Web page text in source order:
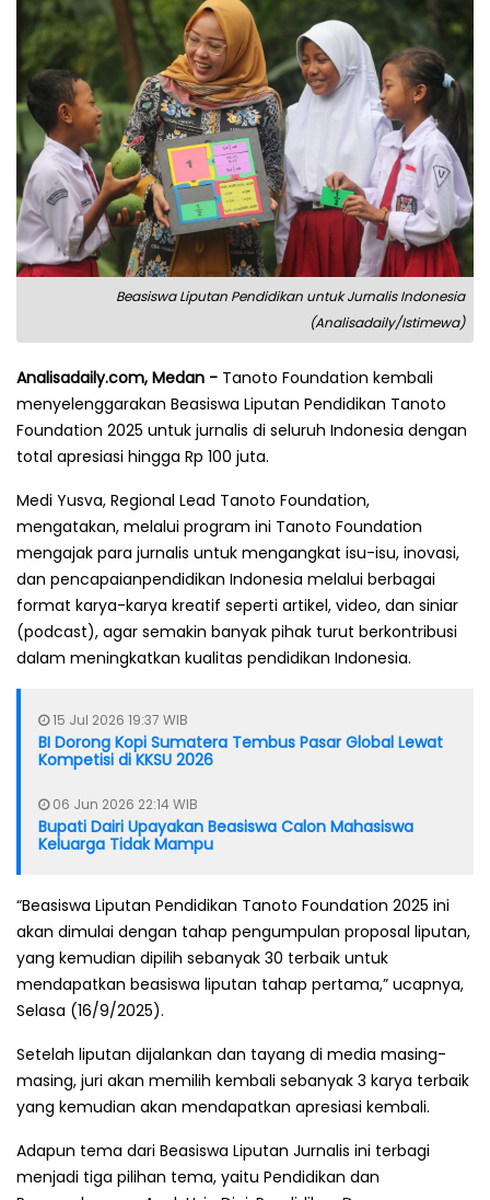
Beasiswa Liputan Pendidikan untuk Jurnalis Indonesia
(Analisadaily/Istimewa)
Analisadaily.com, Medan - Tanoto Foundation kembali
menyelenggarakan Beasiswa Liputan Pendidikan Tanoto
Foundation 2025 untuk jurnalis di seluruh Indonesia dengan
total apresiasi hingga Rp 100 juta.
Medi Yusva, Regional Lead Tanoto Foundation,
mengatakan, melalui program ini Tanoto Foundation
mengajak para jurnalis untuk mengangkat isu-isu, inovasi,
dan pencapaianpendidikan Indonesia melalui berbagai
format karya-karya kreatif seperti artikel, video, dan siniar
(podcast), agar semakin banyak pihak turut berkontribusi
dalam meningkatkan kualitas pendidikan Indonesia.
15 Jul 2026 19:37 WIB
BI Dorong Kopi Sumatera Tembus Pasar Global Lewat
Kompetisi di KKSU 2026
06 Jun 2026 22:14 WIB
Bupati Dairi Upayakan Beasiswa Calon Mahasiswa
Keluarga Tidak Mampu
“Beasiswa Liputan Pendidikan Tanoto Foundation 2025 ini
akan dimulai dengan tahap pengumpulan proposal liputan,
yang kemudian dipilih sebanyak 30 terbaik untuk
mendapatkan beasiswa liputan tahap pertama,” ucapnya,
Selasa (16/9/2025).
Setelah liputan dijalankan dan tayang di media masing-
masing, juri akan memilih kembali sebanyak 3 karya terbaik
yang kemudian akan mendapatkan apresiasi kembali.
Adapun tema dari Beasiswa Liputan Jurnalis ini terbagi
menjadi tiga pilihan tema, yaitu Pendidikan dan